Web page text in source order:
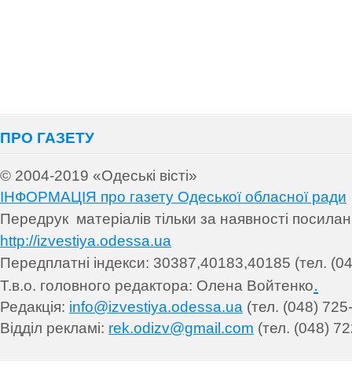
ПРО ГАЗЕТУ
© 2004-2019 «Одеські вісті»
ІНФОРМАЦІЯ про газету Одеської обласної ради
Передрук матеріалів тільки за наявності
http://izvestiya.odessa.ua
Передплатні індекси: 30387,40183,40185 (тел.
Т.в.о. головного редактора: Олена Войтенко.
Редакція: info@izvestiya.odessa.ua (тел. (048)
Відділ рекламі: rek.odizv@gmail.com (тел. (048)